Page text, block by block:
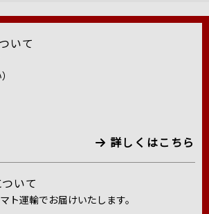
いて
詳しくはこちら
いて
ト運輸でお届けいたします。